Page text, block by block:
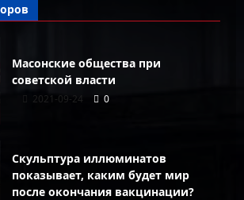
Масонские общества при
советской власти
2021-09-24 0
Скульптура иллюминатов
показывает, каким будет мир
после окончания вакцинации?